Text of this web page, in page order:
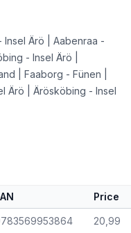
Ärö | Aabenraa -
- Insel Ärö |
| Faaborg - Fünen |
Ärö | Ärösköbing - Insel
Price
20,99